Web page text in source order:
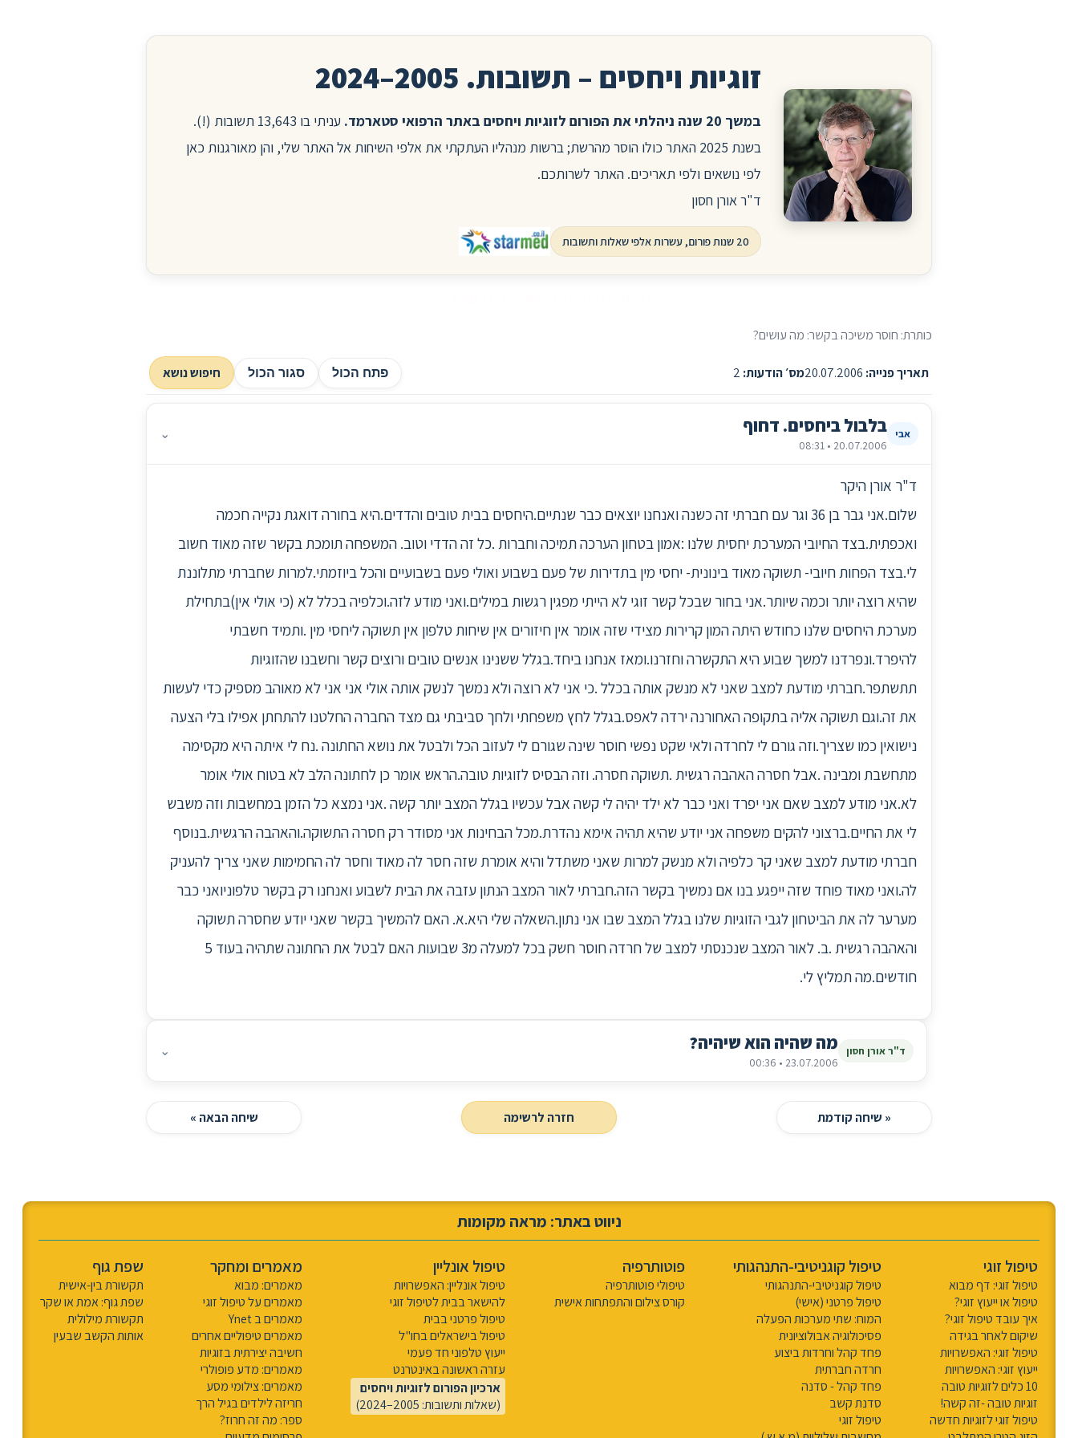
זוגיות ויחסים – תשובות. 2005–2024
במשך 20 שנה ניהלתי את הפורום לזוגיות ויחסים באתר הרפואי סטארמד.
עניתי בו 13,643 תשובות (!).
בשנת 2025 האתר כולו הוסר מהרשת; ברשות מנהליו העתקתי את אלפי השיחות אל האתר שלי, והן מאורגנות כאן
לפי נושאים ולפי תאריכים. האתר לשרותכם.
ד"ר אורן חסון
20 שנות פורום, עשרות אלפי שאלות ותשובות
כותרת: חוסר משיכה בקשר: מה עושים?
תאריך פנייה: מס׳ הודעות: פתח הכול סגור הכול חיפוש נושא
אבי בלבול ביחסים. דחוף
20.07.2006 • 08:31
⌄
ד"ר אורן היקר
שלום.אני גבר בן 36 וגר עם חברתי זה כשנה ואנחנו יוצאים כבר שנתיים.היחסים בבית טובים והדדים.היא בחורה דואגת נקייה חכמה
ואכפתית.בצד החיובי המערכת יחסית שלנו :אמון בטחון הערכה תמיכה וחברות .כל זה הדדי וטוב. המשפחה תומכת בקשר שזה מאוד חשוב
לי.בצד הפחות חיובי- תשוקה מאוד בינונית- יחסי מין בתדירות של פעם בשבוע ואולי פעם בשבועיים והכל ביוזמתי.למרות שחברתי מתלוננת
שהיא רוצה יותר וכמה שיותר.אני בחור שבכל קשר זוגי לא הייתי מפגין רגשות במילים.ואני מודע לזה.וכלפיה בכלל לא (כי אולי אין)בתחילת
מערכת היחסים שלנו כחודש היתה המון קרירות מצידי שזה אומר אין חיזורים אין שיחות טלפון אין תשוקה ליחסי מין .ותמיד חשבתי
להיפרד.ונפרדנו למשך שבוע היא התקשרה וחזרנו.ומאז אנחנו ביחד.בגלל ששנינו אנשים טובים ורוצים קשר וחשבנו שהזוגיות
תתשתפר.חברתי מודעת למצב שאני לא מנשק אותה בכלל .כי אני לא רוצה ולא נמשך לנשק אותה אולי אני אני לא מאוהב מספיק כדי לעשות
את זה.וגם תשוקה אליה בתקופה האחורנה ירדה לאפס.בגלל לחץ משפחתי ולחך סביבתי גם מצד החברה החלטנו להתחתן אפילו בלי הצעה
נישואין כמו שצריך.וזה גורם לי לחרדה ולאי שקט נפשי חוסר שינה שגורם לי לעזוב הכל ולבטל את נושא החתונה .נח לי איתה היא מקסימה
מתחשבת ומבינה .אבל חסרה האהבה רגשית .תשוקה חסרה. וזה הבסיס לזוגיות טובה.הראש אומר כן לחתונה הלב לא בטוח אולי אומר
לא.אני מודע למצב שאם אני יפרד ואני כבר לא ילד יהיה לי קשה אבל עכשיו בגלל המצב יותר קשה .אני נמצא כל הזמן במחשבות וזה משבש
לי את החיים.ברצוני להקים משפחה אני יודע שהיא תהיה אימא נהדרת.מכל הבחינות אני מסודר רק חסרה התשוקה.והאהבה הרגשית.בנוסף
חברתי מודעת למצב שאני קר כלפיה ולא מנשק למרות שאני משתדל והיא אומרת שזה חסר לה מאוד וחסר לה החמימות שאני צריך להעניק
לה.ואני מאוד פוחד שזה ייפגע בנו אם נמשיך בקשר הזה.חברתי לאור המצב הנתון עזבה את הבית לשבוע ואנחנו רק בקשר טלפוניואני כבר
מערער לה את הביטחון לגבי הזוגיות שלנו בגלל המצב שבו אני נתון.השאלה שלי היא.א. האם להמשיך בקשר שאני יודע שחסרה תשוקה
והאהבה רגשית .ב. לאור המצב שנכנסתי למצב של חרדה חוסר חשק בכל למעלה מ3 שבועות האם לבטל את החתונה שתהיה בעוד 5
חודשים.מה תמליץ לי.
ד"ר אורן חסון מה שהיה הוא שיהיה?
23.07.2006 • 00:36
⌄
« שיחה קודמת חזרה לרשימה שיחה הבאה »
ניווט באתר: מראה מקומות
טיפול זוגי
טיפול זוגי: דף מבוא
טיפול או ייעוץ זוגי?
איך עובד טיפול זוגי?
שיקום לאחר בגידה
טיפול זוגי: האפשרויות
ייעוץ זוגי: האפשרויות
10 כלים לזוגיות טובה
זוגיות טובה -זה קשה!
טיפול זוגי לזוגיות חדשה
טיפול קוגניטיבי-התנהגותי
טיפול קוגניטיבי-התנהגותי
טיפול פרטני (אישי)
המוח: שתי מערכות הפעלה
פסיכולוגיה אבולוציונית
פחד קהל וחרדות ביצוע
חרדה חברתית
פחד קהל - סדנה
סדנת קשב
טיפול זוגי
פוטותרפיה
טיפולי פוטותרפיה
קורס צילום והתפתחות אישית
טיפול אונליין
טיפול אונליין: האפשרויות
להישאר בבית לטיפול זוגי
טיפול פרטני בבית
טיפול בישראלים בחו"ל
ייעוץ טלפוני חד פעמי
עזרה ראשונה באינטרנט
ארכיון הפורום לזוגיות ויחסים
(שאלות ותשובות: 2005–2024)
מאמרים ומחקר
מאמרים: מבוא
מאמרים על טיפול זוגי
מאמרים ב Ynet
מאמרים טיפוליים אחרים
חשיבה יצירתית בזוגיות
מאמרים: מדע פופולרי
מאמרים: צילומי מסע
חריזה לילדים בגיל הרך
ספר: מה זה חרוז?
שפת גוף
תקשורת בין-אישית
שפת גוף: אמת או שקר
תקשורת מילולית
אותות הקשב שבעין